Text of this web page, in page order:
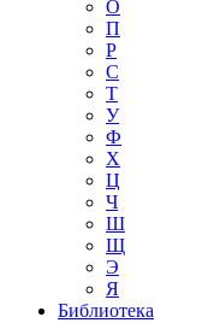
О
П
Р
С
Т
У
Ф
Х
Ц
Ч
Ш
Щ
Э
Я
Библиотека